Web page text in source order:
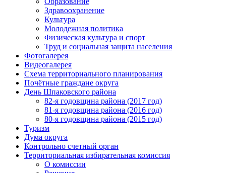
Здравоохранение
Культура
Молодежная политика
Физическая культура и спорт
Труд и социальная защита населения
Фотогалерея
Видеогалерея
Схема территориального планирования
Почётные граждане округа
День Шпаковского района
82-я годовщина района (2017 год)
81-я годовщина района (2016 год)
80-я годовщина района (2015 год)
Туризм
Дума округа
Контрольно счетный орган
Территориальная избирательная комиссия
О комиссии